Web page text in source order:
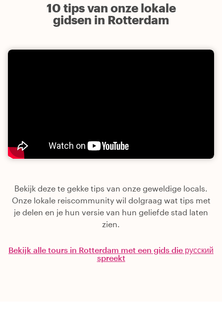
10 tips van onze lokale
gidsen in Rotterdam
Bekijk deze te gekke tips van onze geweldige locals.
Onze lokale reiscommunity wil dolgraag wat tips met
je delen en je hun versie van hun geliefde stad laten
zien.
Bekijk alle tours in Rotterdam met een gids die русский
spreekt